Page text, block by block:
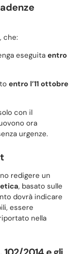
che:
eseguitaentro
entro l’11 ottobre
con il
ora
urgenze.
redigere un
, basato sulle
dovrà indicare
essere
nella